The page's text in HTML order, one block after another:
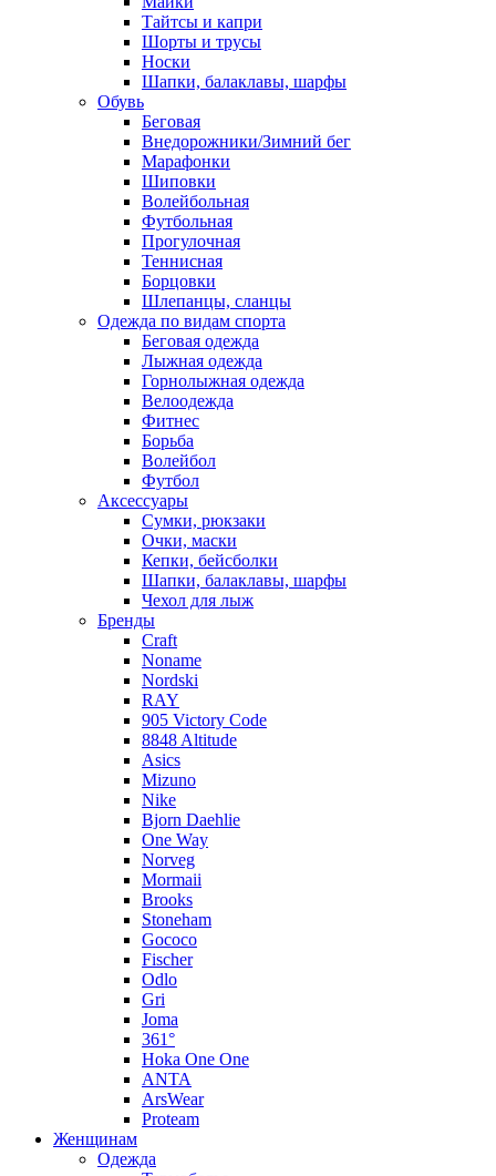
Тайтсы и капри
Шорты и трусы
Носки
Шапки, балаклавы, шарфы
Обувь
Беговая
Внедорожники/Зимний бег
Марафонки
Шиповки
Волейбольная
Футбольная
Прогулочная
Теннисная
Борцовки
Шлепанцы, сланцы
Одежда по видам спорта
Беговая одежда
Лыжная одежда
Горнолыжная одежда
Велоодежда
Фитнес
Борьба
Волейбол
Футбол
Аксессуары
Сумки, рюкзаки
Очки, маски
Кепки, бейсболки
Шапки, балаклавы, шарфы
Чехол для лыж
Бренды
Craft
Noname
Nordski
RAY
905 Victory Code
8848 Altitude
Asics
Mizuno
Nike
Bjorn Daehlie
One Way
Norveg
Mormaii
Brooks
Stoneham
Gococo
Fischer
Odlo
Gri
Joma
361°
Hoka One One
ANTA
ArsWear
Proteam
Женщинам
Одежда